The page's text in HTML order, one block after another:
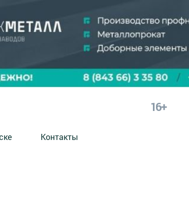
16+
Контакты